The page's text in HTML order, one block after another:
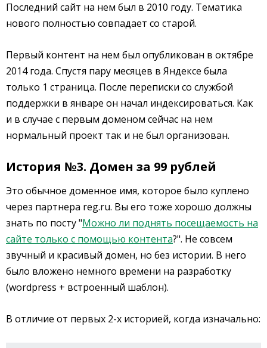
Последний сайт на нем был в 2010 году. Тематика
нового полностью совпадает со старой.
Первый контент на нем был опубликован в октябре
2014 года. Спустя пару месяцев в Яндексе была
только 1 страница. После переписки со службой
поддержки в январе он начал индексироваться. Как
и в случае с первым доменом сейчас на нем
нормальный проект так и не был организован.
История №3. Домен за 99 рублей
Это обычное доменное имя, которое было куплено
через партнера reg.ru. Вы его тоже хорошо должны
знать по посту "Можно ли поднять посещаемость на
сайте только с помощью контента?". Не совсем
звучный и красивый домен, но без истории. В него
было вложено немного времени на разработку
(wordpress + встроенный шаблон).
В отличие от первых 2-х историей, когда изначально: